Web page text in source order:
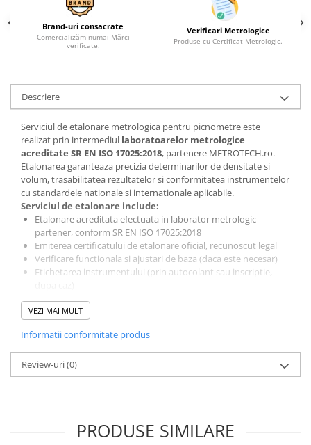
Brand-uri consacrate
Comercializăm numai Mărci
verificate.
Verificari Metrologice
Produse cu Certificat Metrologic.
Descriere
Serviciul de etalonare metrologica pentru picnometre este
realizat prin intermediul laboratoarelor metrologice
acreditate SR EN ISO 17025:2018, partenere METROTECH.ro.
Etalonarea garanteaza precizia determinarilor de densitate si
volum, trasabilitatea rezultatelor si conformitatea instrumentelor
cu standardele nationale si internationale aplicabile.
Serviciul de etalonare include:
Etalonare acreditata efectuata in laborator metrologic
partener, conform SR EN ISO 17025:2018
Emiterea certificatului de etalonare oficial, recunoscut legal
Verificare functionala si ajustari de baza (daca este necesar)
Etichetarea instrumentului (prin autocolant sau inscriptie,
Termen de executie:
comenzii).
Pretul afisat se aplica pentru
In cazul achizitionarii mai multor instrumente, este necesara
adaugarea in cos a unui serviciu de etalonare pentru
fiecare
aparatin parte.
Document obligatoriu pentru audituri, certificari ISO si
VEZI MAI MULT
Informatii conformitate produs
Review-uri(0)
PRODUSE SIMILARE